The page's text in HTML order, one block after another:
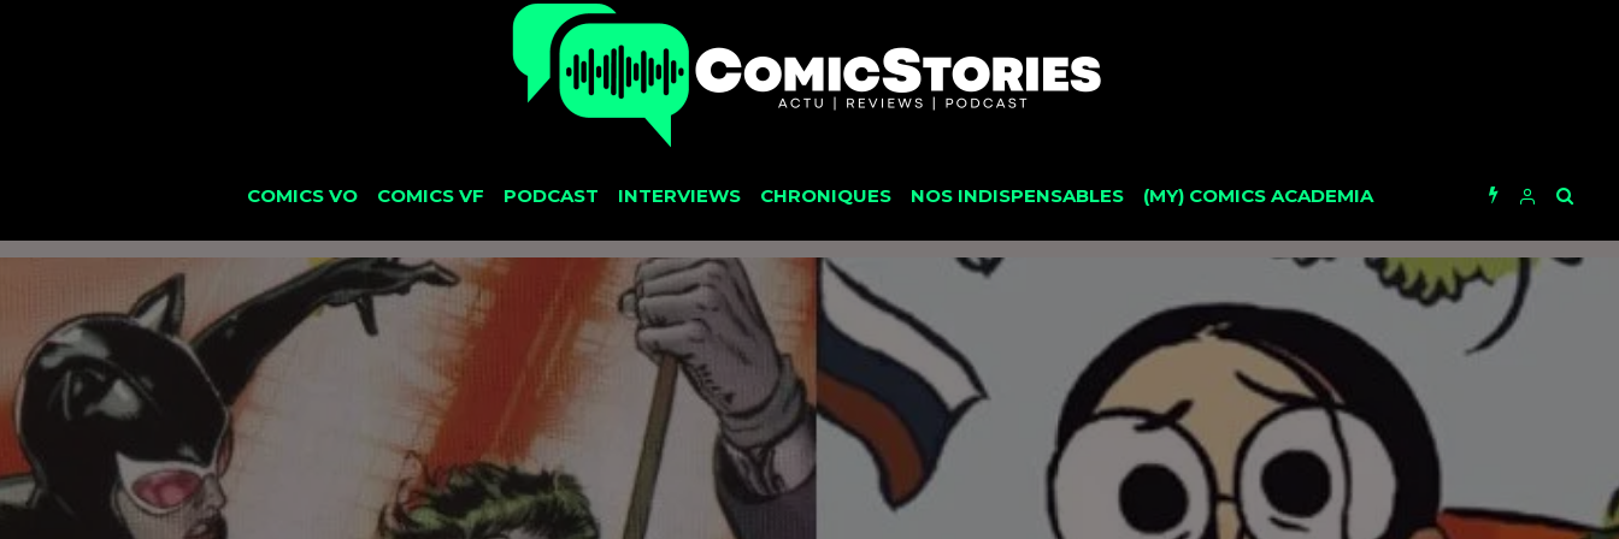
COMICS VO COMICS VF PODCAST INTERVIEWS CHRONIQUES NOS INDISPENSABLES (MY) COMICS ACADEMIA